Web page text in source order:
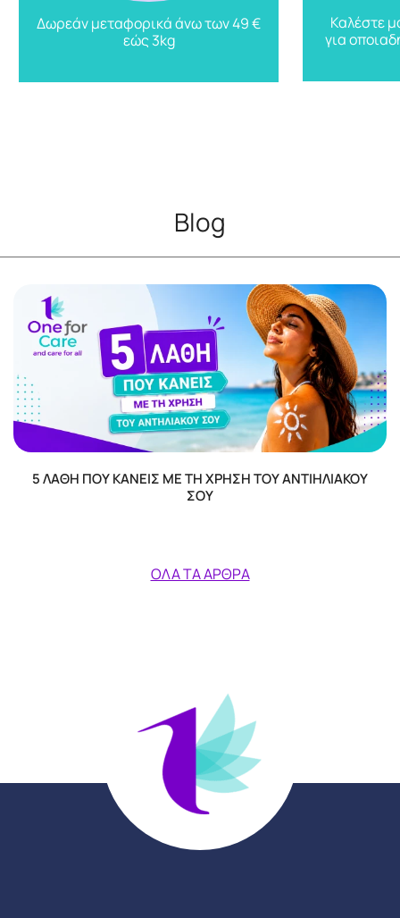
Δωρεάν μεταφορικά άνω των 49 €
εώς 3kg
Καλέστε
για
Blog
5 ΛΆΘΗ ΠΟΥ ΚΆΝΕΙΣ ΜΕ ΤΗ ΧΡΉΣΗ ΤΟΥ ΑΝΤΙΗΛΙΑΚΟΎ
ΣΟΥ
ΌΛΑ ΤΑ ΆΡΘΡΑ